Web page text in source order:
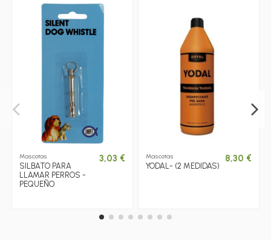
Mascotas
SILBATO PARA
LLAMAR PERROS -
PEQUEÑO
3,03 € Mascotas
YODAL- (2 MEDIDAS)
8,30 €